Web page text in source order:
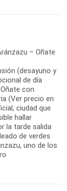
– Oñate
(desayuno y
de día
con
(Ver precio en
ciudad que
hallar
la tarde salida
de verdes
uno de los